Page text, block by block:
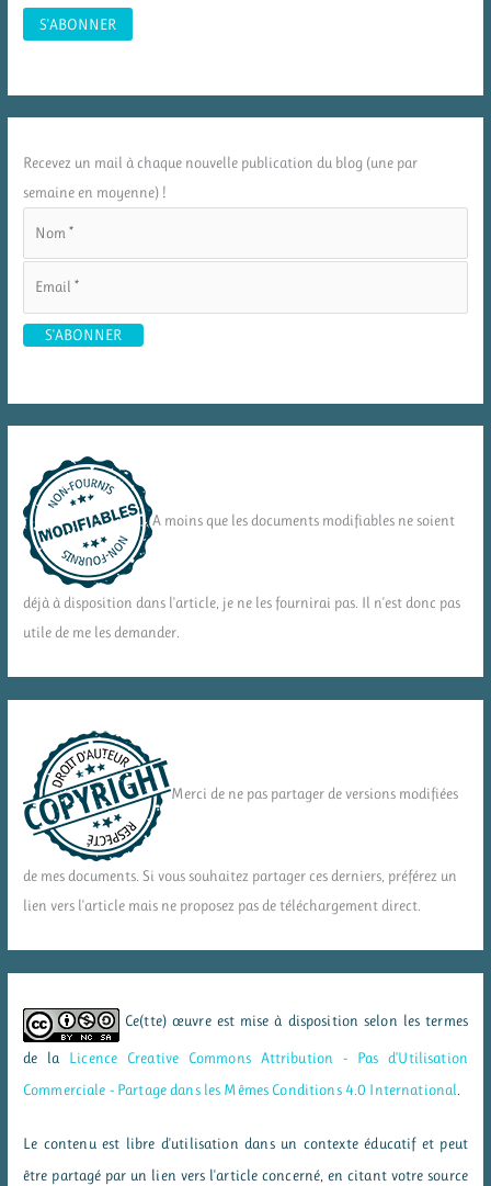
Recevez un mail à chaque nouvelle publication du blog (une par
semaine en moyenne) !
A moins que les documents modifiables ne soient
déjà à disposition dans l'article, je ne les fournirai pas. Il n'est donc pas
utile de me les demander.
Merci de ne pas partager de versions modifiées
de mes documents. Si vous souhaitez partager ces derniers, préférez un
lien vers l'article mais ne proposez pas de téléchargement direct.
Ce(tte) œuvre est mise à disposition selon les termes
de la Licence Creative Commons Attribution - Pas d’Utilisation
Commerciale - Partage dans les Mêmes Conditions 4.0 International.
Le contenu est libre d'utilisation dans un contexte éducatif et peut
être partagé par un lien vers l'article concerné, en citant votre source